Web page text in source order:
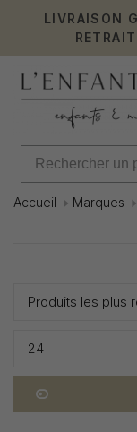
LIVRAISON
Accueil Marques
Produits les plus
24